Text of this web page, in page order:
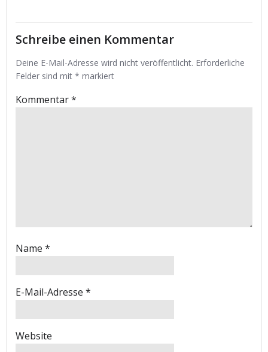
Schreibe einen Kommentar
Deine E-Mail-Adresse wird nicht veröffentlicht. Erforderliche
Felder sind mit * markiert
Kommentar*
Name *
E-Mail-Adresse *
Website